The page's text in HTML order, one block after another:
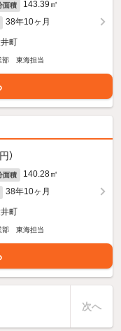
面積 143.39㎡
38年10ヶ月
町
部 東海担当
）
面積 140.28㎡
38年10ヶ月
町
部 東海担当
次へ